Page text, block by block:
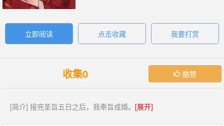
立即阅读 点击收藏 我要打赏
收集0 酷赞
[简介] 接完圣旨五日之后，我奉旨成婚。 [展开]